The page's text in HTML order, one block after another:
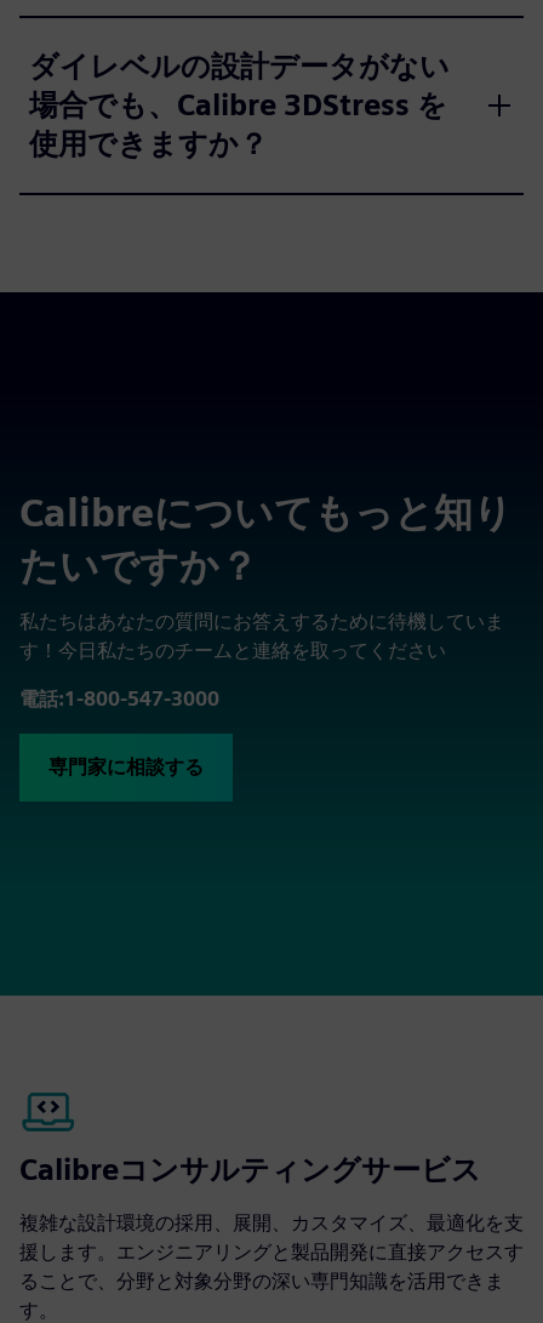
ダイレベルの設計データがない
場合でも、Calibre 3DStress を
使用できますか？
Calibreについてもっと知り
たいですか？
私たちはあなたの質問にお答えするために待機していま
す！今日私たちのチームと連絡を取ってください
電話:1-800-547-3000
専門家に相談する
Calibreコンサルティングサービス
複雑な設計環境の採用、展開、カスタマイズ、最適化を支
援します。エンジニアリングと製品開発に直接アクセスす
ることで、分野と対象分野の深い専門知識を活用できま
す。